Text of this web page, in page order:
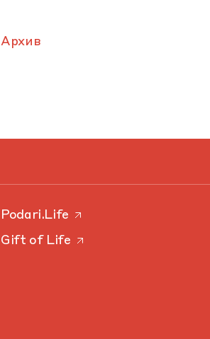
Архив
Podari.Life
Gift of Life